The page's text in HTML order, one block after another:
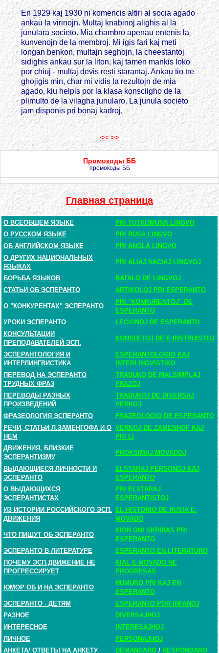
En 1929 kaj 1930 ni komencis altiri al socia agado
ankau la virinojn. Multaj knabinoj alighis al la
junulara societo. Mia chambro apenau entenis la
kunvenojn de la membroj. Mi igis fari kaj meti
longan benkon, multajn seghojn, la cheestantoj
sidighis ankau sur la liton, kaj tamen mankis loko
por chiuj - multaj devis resti starantaj. Ankau tio tre
ghojigis min, char mi vidis la rezultojn de mia
agado, kiu helpis por la klasa konsciigho de la
plimulto de la vilagha junularo. La junula societo
jam disponis pri bonaj kadroj.
<< >>
Промокоды ББ
промокоды ББ
Главная страница
О ВСЕОБЩЕМ ЯЗЫКЕ
PRI TUTKOMUNA LINGVO
О РУССКОМ ЯЗЫКЕ
PRI RUSA LINGVO
ОБ АНГЛИЙСКОМ ЯЗЫКЕ
PRI ANGLA LINGVO
О ДРУГИХ НАЦИОНАЛЬНЫХ
ЯЗЫКАХ
PRI ALIAJ NACIAJ LINGVOJ
БОРЬБА ЯЗЫКОВ
BATALO DE LINGVOJ
СТАТЬИ ОБ ЭСПЕРАНТО
ARTIKOLOJ PRI ESPERANTO
О "КОНКУРЕНТАХ" ЭСПЕРАНТО
PRI "KONKURENTOJ" DE
ESPERANTO
УРОКИ ЭСПЕРАНТО
LECIONOJ DE ESPERANTO
КОНСУЛЬТАЦИИ
ПРЕПОДАВАТЕЛЕЙ ЭСП.
KONSULTOJ DE E-INSTRUISTOJ
ЭСПЕРАНТОЛОГИЯ И
ИНТЕРЛИНГВИСТИКА
ESPERANTOLOGIO KAJ
INTERLINGVISTIKO
ПЕРЕВОД НА ЭСПЕРАНТО
ТРУДНЫХ ФРАЗ
TRADUKO DE MALSIMPLAJ
FRAZOJ
ПЕРЕВОДЫ РАЗНЫХ
ПРОИЗВЕДЕНИЙ
TRADUKOJ DE DIVERSAJ
VERKOJ
ФРАЗЕОЛОГИЯ ЭСПЕРАНТО
FRAZEOLOGIO DE ESPERANTO
РЕЧИ, СТАТЬИ Л.ЗАМЕНГОФА И О
НЕМ
VERKOJ DE ZAMENHOF KAJ
PRI LI
ДВИЖЕНИЯ, БЛИЗКИЕ
ЭСПЕРАНТИЗМУ
PROKSIMAJ MOVADOJ
ВЫДАЮЩИЕСЯ ЛИЧНОСТИ И
ЭСПЕРАНТО
ELSTARAJ PERSONOJ KAJ
ESPERANTO
О ВЫДАЮЩИХСЯ
ЭСПЕРАНТИСТАХ
PRI ELSTARAJ
ESPERANTISTOJ
ИЗ ИСТОРИИ РОССИЙСКОГО ЭСП.
ДВИЖЕНИЯ
EL HISTORIO DE RUSIA E-
MOVADO
ЧТО ПИШУТ ОБ ЭСПЕРАНТО
KION ONI SKRIBAS PRI
ESPERANTO
ЭСПЕРАНТО В ЛИТЕРАТУРЕ
ESPERANTO EN LITERATURO
ПОЧЕМУ ЭСП.ДВИЖЕНИЕ НЕ
ПРОГРЕССИРУЕТ
KIAL E-MOVADO NE
PROGRESAS
ЮМОР ОБ И НА ЭСПЕРАНТО
HUMURO PRI KAJ EN
ESPERANTO
ЭСПЕРАНТО - ДЕТЯМ
ESPERANTO POR INFANOJ
РАЗНОЕ
DIVERSAJHOJ
ИНТЕРЕСНОЕ
INTERESAJHOJ
ЛИЧНОЕ
PERSONAJHOJ
АНКЕТА/ ОТВЕТЫ НА АНКЕТУ DEMANDARO / RESPONDARO